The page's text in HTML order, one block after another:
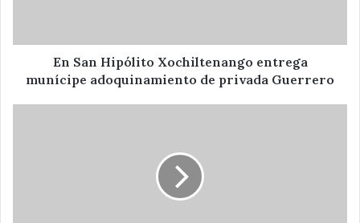
privada
GuerreroEn San Hipólito Xochiltenango entrega
munícipe adoquinamiento de privada Guerrero